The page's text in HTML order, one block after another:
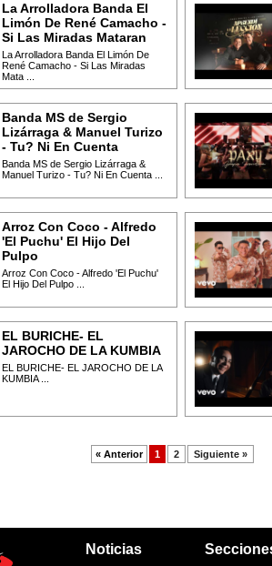
La Arrolladora Banda El
Limón De René Camacho -
Si Las Miradas Mataran
La Arrolladora Banda El Limón De
René Camacho - Si Las Miradas
Mata ...
Banda MS de Sergio
Lizárraga & Manuel Turizo
- Tu? Ni En Cuenta
Banda MS de Sergio Lizárraga &
Manuel Turizo - Tu? Ni En Cuenta ...
Arroz Con Coco - Alfredo
'El Puchu' El Hijo Del
Pulpo
Arroz Con Coco - Alfredo 'El Puchu'
El Hijo Del Pulpo ...
EL BURICHE- EL
JAROCHO DE LA KUMBIA
EL BURICHE- EL JAROCHO DE LA
KUMBIA ...
« Anterior 1 2 Siguiente »
Noticias